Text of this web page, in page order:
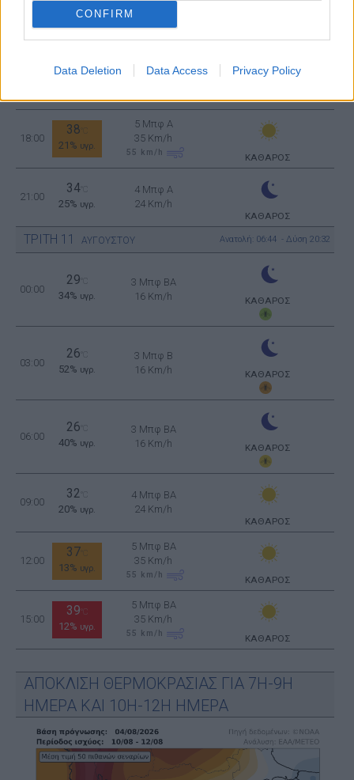
CONFIRM
Data Deletion Data Access Privacy Policy
37°C
26%υγρ.
5 Μπφ BA
ΚΑΘΑΡΟΣ
39 °C
5 Μπφ BA
ΚΑΘΑΡΟΣ
18:00
38
21% υγρ.
5 Μπφ Α
35 Km/h
55 km/h ΚΑΘΑΡΟΣ
21:00
34°C
25% υγρ.
4 Μπφ Α
24 Km/h
ΚΑΘΑΡΟΣ
ΤΡΙΤΗ 11 ΑΥΓΟΥΣΤΟΥ Ανατολή: 06:44 - Δύση 20:32
00:00
29
34% υγρ.
3 Μπφ BA
16 Km/h
ΚΑΘΑΡΟΣ
03:00
26
52% υγρ.
3 Μπφ B
16 Km/h
ΚΑΘΑΡΟΣ
06:00
26
40% υγρ.
3 Μπφ BA
16 Km/h
ΚΑΘΑΡΟΣ
09:00
32
20% υγρ.
4 Μπφ BA
24 Km/h
ΚΑΘΑΡΟΣ
12:00
37
13% υγρ.
5 Μπφ BA
35 Km/h
55 km/h ΚΑΘΑΡΟΣ
15:00
39 °C
12% υγρ.
5 Μπφ BA
35 Km/h
55 km/h ΚΑΘΑΡΟΣ
ΑΠΟΚΛΙΣΗ ΘΕΡΜΟΚΡΑΣΙΑΣ ΓΙΑ 7Η-9Η
ΗΜΕΡΑ ΚΑΙ 10Η-12Η ΗΜΕΡΑ